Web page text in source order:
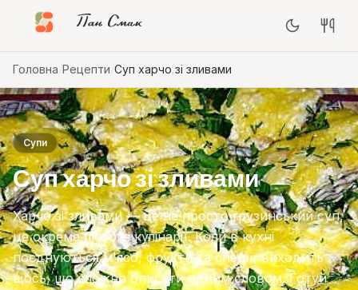
Пан Смак
Головна Рецепти Суп харчо зі зливами
Супи
Суп харчо зі зливами
Харчо зі зливами — це не просто грузинський суп,
це окрема filosofія кулінарії. Коли в кухні
поєднуються м'ясо, фрукти та спеції, виходить
щось, що сложно описати одним словом. Готуй